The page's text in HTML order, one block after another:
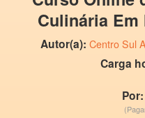
Culinária Em
Autor(a): Centro Sul
Carga